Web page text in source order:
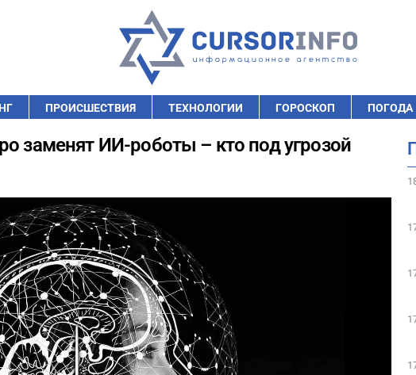
ПРОИСШЕСТВИЯ ТЕХНОЛОГИИ ГОРОСКОП ПОГОДА
заменят ИИ-роботы – кто под угрозой